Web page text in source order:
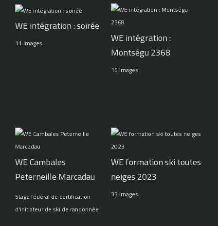
WE intégration : soirée
11 Images
WE intégration :
Montségu 2368
15 Images
WE Cambales
Peterneille Marcadau
Stage fédéral de certification
d'initiateur de ski de randonnée
WE formation ski toutes
neiges 2023
33 Images